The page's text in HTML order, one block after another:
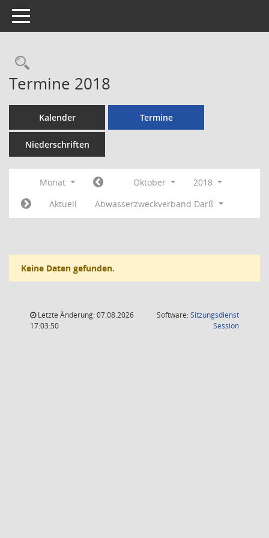
Toggle navigation
Rechercheauswahl
Termine 2018
Kalender Termine
Niederschriften
Monat Oktober
2018
Aktuell
Abwasserzweckverband Darß
Keine Daten gefunden.
Letzte Änderung: 07.08.2026
17:03:50
Software:Sitzungsdienst
Session(Wird in